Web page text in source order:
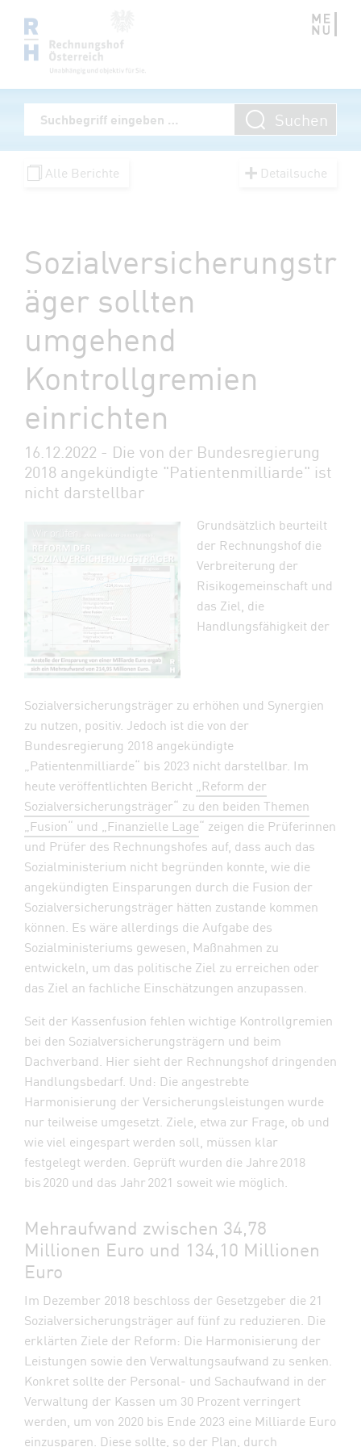
Zum Inhalt springen
Volltextsuche
Suchbegriff eingeben
Suchen
Alle Berichte Detailsuche
Sozialversicherungstr
äger sollten
umgehend
Kontrollgremien
einrichten
16.12.2022 - Die von der Bundesregierung
2018 angekündigte "Patientenmilliarde" ist
nicht darstellbar
Grundsätzlich beurteilt
der Rechnungshof die
Verbreiterung der
Risikogemeinschaft und
das Ziel, die
Handlungsfähigkeit der
Sozialversicherungsträger zu erhöhen und Synergien
zu nutzen, positiv. Jedoch ist die von der
Bundesregierung 2018 angekündigte
„Patientenmilliarde“ bis 2023 nicht darstellbar. Im
heute veröffentlichten Bericht „Reform der
Sozialversicherungsträger“ zu den beiden Themen
„Fusion“ und „Finanzielle Lage“ zeigen die Prüferinnen
und Prüfer des Rechnungshofes auf, dass auch das
Sozialministerium nicht begründen konnte, wie die
angekündigten Einsparungen durch die Fusion der
Sozialversicherungsträger hätten zustande kommen
können. Es wäre allerdings die Aufgabe des
Sozialministeriums gewesen, Maßnahmen zu
entwickeln, um das politische Ziel zu erreichen oder
das Ziel an fachliche Einschätzungen anzupassen.
Seit der Kassenfusion fehlen wichtige Kontrollgremien
bei den Sozialversicherungsträgern und beim
Dachverband. Hier sieht der Rechnungshof dringenden
Handlungsbedarf. Und: Die angestrebte
Harmonisierung der Versicherungsleistungen wurde
nur teilweise umgesetzt. Ziele, etwa zur Frage, ob und
wie viel eingespart werden soll, müssen klar
festgelegt werden. Geprüft wurden die Jahre 2018
bis 2020 und das Jahr 2021 soweit wie möglich.
Mehraufwand zwischen 34,78
Millionen Euro und 134,10 Millionen
Euro
Im Dezember 2018 beschloss der Gesetzgeber die 21
Sozialversicherungsträger auf fünf zu reduzieren. Die
erklärten Ziele der Reform: Die Harmonisierung der
Leistungen sowie den Verwaltungsaufwand zu senken.
Konkret sollte der Personal- und Sachaufwand in der
Verwaltung der Kassen um 30 Prozent verringert
werden, um von 2020 bis Ende 2023 eine Milliarde Euro
einzusparen. Diese sollte, so der Plan, durch